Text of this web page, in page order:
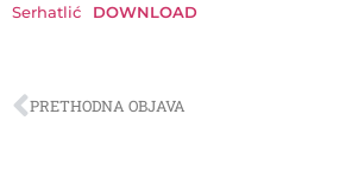
Serhatlić
DOWNLOAD
PRETHODNA OBJAVA